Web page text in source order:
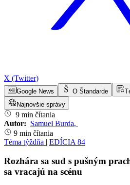
X (Twitter)
Google News O Štandarde
Najnovšie správy
9 min čítania
Autor: Samuel Burda,
9 min čítania
Téma týždňa | EDÍCIA 84
Rozhára sa sud s pušným
sa vracajú na scénu